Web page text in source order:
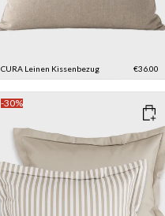
CURA Leinen Kissenbezug €36.00
-30%